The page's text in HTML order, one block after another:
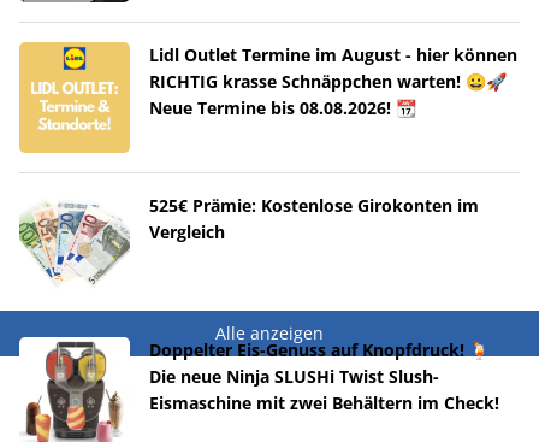
Lidl Outlet Termine im August - hier können
RICHTIG krasse Schnäppchen warten! 😀🚀
Neue Termine bis 08.08.2026! 📆
525€ Prämie: Kostenlose Girokonten im
Vergleich
Alle anzeigen
Doppelter Eis-Genuss auf Knopfdruck! 🍹
Die neue Ninja SLUSHi Twist Slush-
Eismaschine mit zwei Behältern im Check!